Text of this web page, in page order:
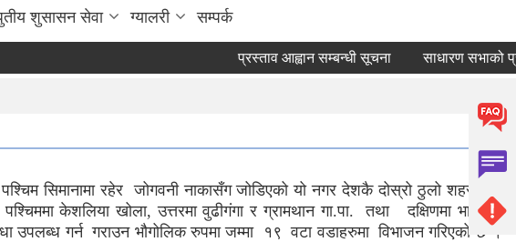
शुसासन सेवा ग्यालरी सम्पर्क
प्रस्ताव आह्वान सम्बन्धी सूचना साधारण सभाको
सिमानामा रहेर जोगवनी नाकासँग जोडिएको यो नगर देशकै दोस्रो ठुलो शहर तथा
केशलिया खोला, उत्तरमा वुढीगंगा र ग्रामथान गा.पा. तथा दक्षिणमा भारतको
गर्न गराउन भौगोलिक रुपमा जम्मा १९ वटा वडाहरुमा विभाजन गरिएको छ ।